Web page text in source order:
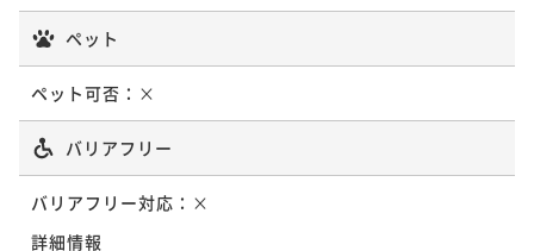
ペット
ペット可否： ×
バリアフリー
バリアフリー対応： ×
詳細情報